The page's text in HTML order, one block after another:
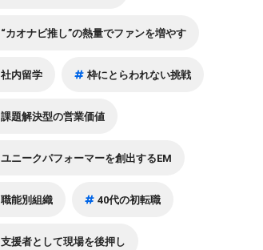
“カオナビ推し”の熱量でファンを増やす
社内留学 枠にとらわれない挑戦
課題解決型の営業価値
ユニークパフォーマーを創出するEM
職能別組織 40代の初転職
支援者として現場を後押し